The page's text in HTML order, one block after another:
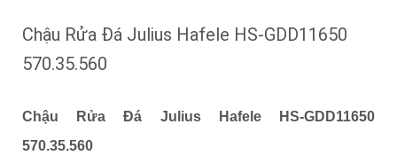
Chậu Rửa Đá Julius Hafele HS-GDD11650
570.35.560
Chậu Rửa Đá Julius Hafele HS-GDD11650
570.35.560